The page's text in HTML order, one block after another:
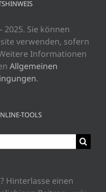
2025. Sie können
verwenden, sofern
Informationen
Allgemeinen
.
TOOLS
Hinterlasse einen